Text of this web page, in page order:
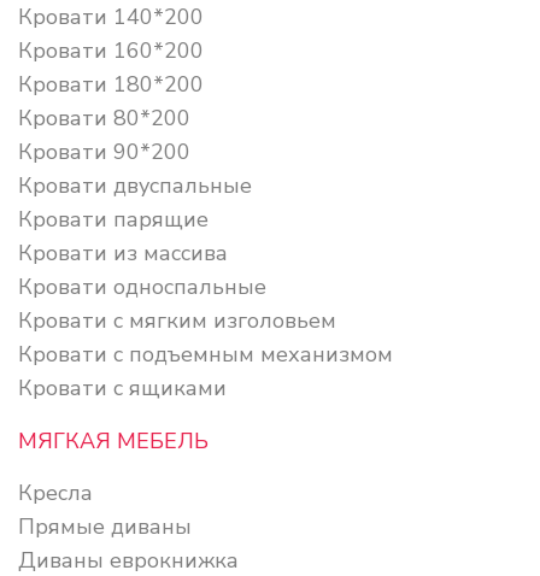
Кровати 140*200
Кровати 160*200
Кровати 180*200
Кровати 80*200
Кровати 90*200
Кровати двуспальные
Кровати парящие
Кровати из массива
Кровати односпальные
Кровати с мягким изголовьем
Кровати с подъемным механизмом
Кровати с ящиками
МЯГКАЯ МЕБЕЛЬ
Кресла
Прямые диваны
Диваны еврокнижка